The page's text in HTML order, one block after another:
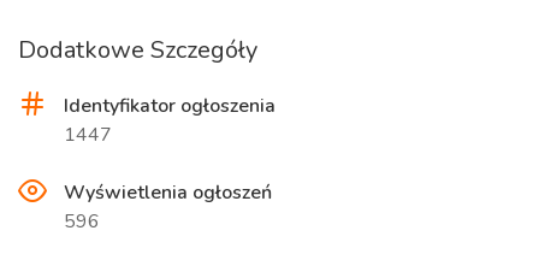
Dodatkowe Szczegóły
Identyfikator ogłoszenia
1447
Wyświetlenia ogłoszeń
596